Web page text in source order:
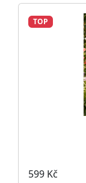
TOP
599 Kč